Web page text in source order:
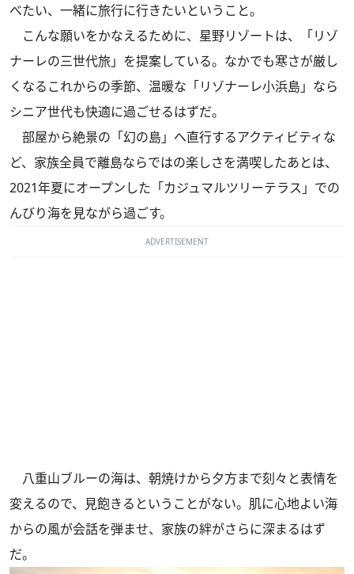
べたい、一緒に旅行に行きたいということ。
こんな願いをかなえるために、星野リゾートは、「リゾ
ナーレの三世代旅」を提案している。なかでも寒さが厳し
くなるこれからの季節、温暖な「リゾナーレ小浜島」なら
シニア世代も快適に過ごせるはずだ。
部屋から絶景の「幻の島」へ直行するアクティビティな
ど、家族全員で離島ならではの楽しさを満喫したあとは、
2021年夏にオープンした「カジュマルツリーテラス」での
んびり海を見ながら過ごす。
ADVERTISEMENT
八重山ブルーの海は、朝焼けから夕方まで刻々と表情を
変えるので、見飽きるということがない。肌に心地よい海
からの風が会話を弾ませ、家族の絆がさらに深まるはず
だ。